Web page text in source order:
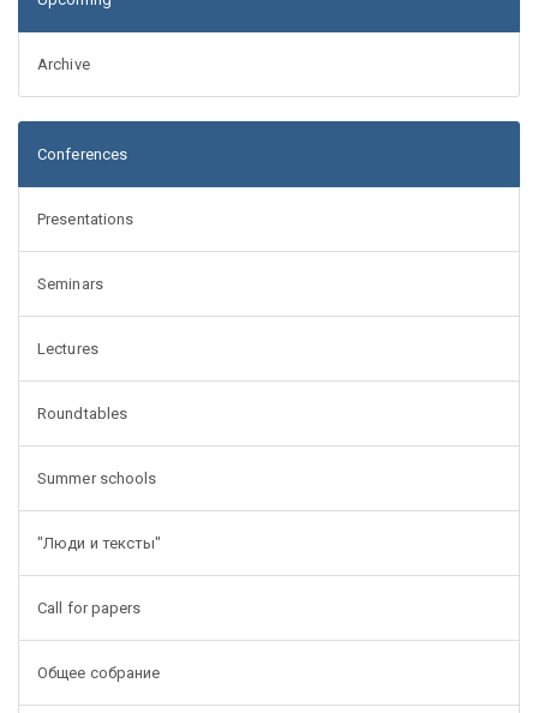
Archive
Conferences
Presentations
Seminars
Lectures
Roundtables
Summer schools
"Люди и тексты"
Call for papers
Общее собрание